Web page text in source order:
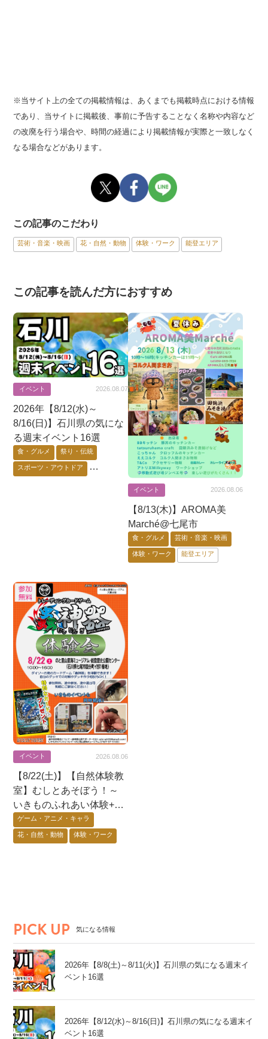
※当サイト上の全ての掲載情報は、あくまでも掲載時点における情報
であり、当サイトに掲載後、事前に予告することなく名称や内容など
の改廃を行う場合や、時間の経過により掲載情報が実際と一致しなく
なる場合などがあります。
この記事のこだわり
芸術・音楽・映画 花・自然・動物 体験・ワーク 能登エリア
この記事を読んだ方におすすめ
イベント 2026.08.07
2026年【8/12(水)～
8/16(日)】石川県の気にな
る週末イベント16選
食・グルメ 祭り・伝統
スポーツ・アウトドア
イベント 2026.08.06
【8/13(木)】AROMA美
Marché@七尾市
食・グルメ 芸術・音楽・映画
体験・ワーク 能登エリア
イベント 2026.08.06
【8/22(土)】【自然体験教
室】むしとあそぼう！～
いきものふれあい体験+昆
虫展示+蟲神器体験会〜@
七尾市
ゲーム・アニメ・キャラ
花・自然・動物 体験・ワーク
PICK UP 気になる情報
2026年【8/8(土)～8/11(火)】石川県の気になる週末イ
ベント16選
2026年【8/12(水)～8/16(日)】石川県の気になる週末イ
ベント16選